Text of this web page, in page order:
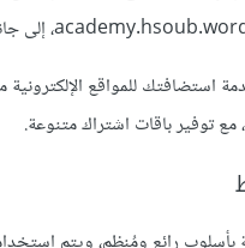
استضافتك للمواقع
مع توفير باقات اشتراك متنوعة.